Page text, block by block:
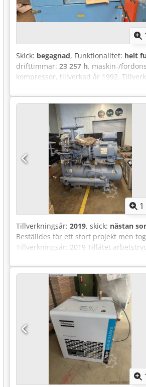
Skick: begagnad, Funktionalitet: helt
drifttimmar: 23 257 h, maskin-/
kompressor, tillverkad år 1992.
Aezqpk Reiioa Volymflöde: 1268 m³/
15 kW Om du har några frågor eller
eller telefon.
1
Tillverkningsår: 2019, skick: nästan
Beställdes för ett stort projekt men
Tillverkningsår: 2019 Tillåtet
Mått: 2.200 x 1.180 x 1.940 mm
olja 14,3 bar; -1 / +13 bar; -40 /
fabrikat Hermetic, typ AGX-3.0,
Säkerhetsventil, medium NH3,
galvaniserad